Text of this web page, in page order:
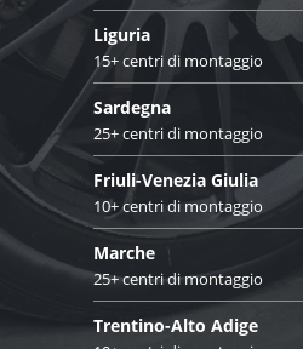
Liguria
15+ centri di montaggio
Sardegna
25+ centri di montaggio
Friuli-Venezia Giulia
10+ centri di montaggio
Marche
25+ centri di montaggio
Trentino-Alto Adige